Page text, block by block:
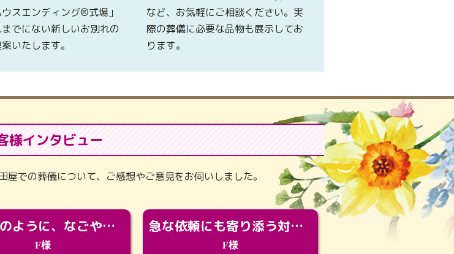
スエンディング®式場」
でにない新しいお別れの
いたします。
など、お気軽にご相談ください。実
際の葬儀に必要な品物も展示してお
ります。
様インタビュー
での葬儀について、ご感想やご意見をお伺いしました。
同窓会のように、なごやかに。92歳の旅立ちを彩った、再会と感謝の場
F様
急な依頼にも寄り添う対応。メモリアルコーナーで振り返る大切な日々
F様